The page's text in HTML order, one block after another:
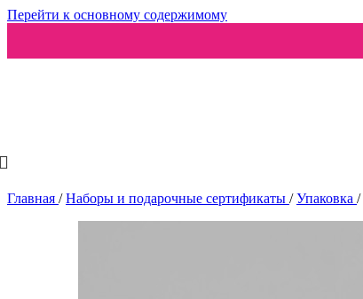
Перейти к основному содержимому
Главная / Наборы и подарочные сертификаты / Упаковка /